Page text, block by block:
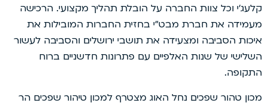
קלעג’י וכל צוות החברה על הובלת תהליך מקצועי. הרכישה
מעמידה את חברת מבט”י בחזית החברות המובילות את
איכות הסביבה ומצעידה את תושבי ירושלים והסביבה לעשור
השלישי של שנות האלפיים עם פתרונות חדשניים ברוח
התקופה.
מכון טהור שפכים נחל האוג מצטרף למכון טיהור שפכים הר